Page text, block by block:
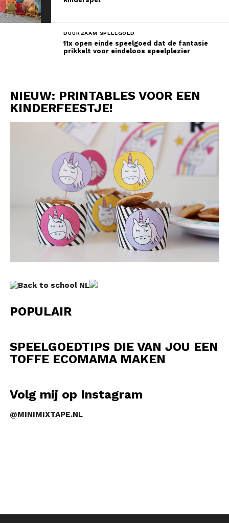
DUURZAAM SPEELGOED
11x open einde speelgoed dat de fantasie
prikkelt voor eindeloos speelplezier
NIEUW: PRINTABLES VOOR EEN
KINDERFEESTJE!
POPULAIR
SPEELGOEDTIPS DIE VAN JOU EEN
TOFFE ECOMAMA MAKEN
Volg mij op Instagram
@MINIMIXTAPE.NL